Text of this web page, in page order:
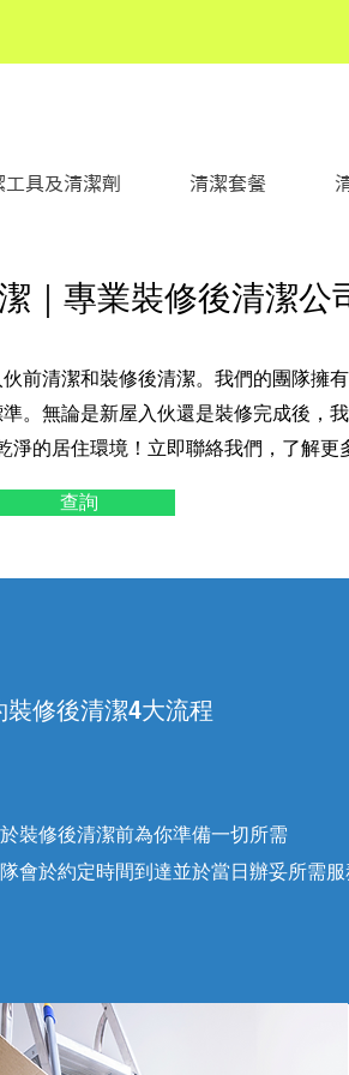
工具及清潔劑 清潔套餐
｜專業裝修後清潔公
前清潔和裝修後清潔。我們的團隊擁
。無論是新屋入伙還是裝修完成後，
的居住環境！立即聯絡我們，了解
查詢
修後清潔4大流程
裝修後清潔前為你準備一切所需
會於約定時間到達並於當日辦妥所需